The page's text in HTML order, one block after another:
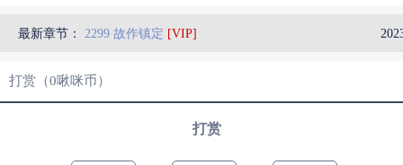
最新章节： 2299 故作镇定 [VIP]
打赏（0啾咪币）
打赏